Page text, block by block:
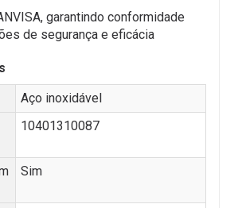
garantindo conformidade
de segurança e eficácia
Aço inoxidável
10401310087
Sim